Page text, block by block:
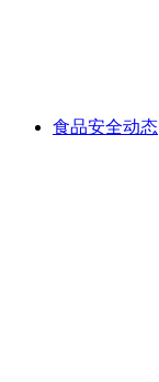
食品安全动态